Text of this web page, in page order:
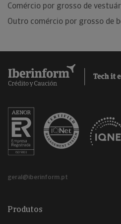
Comércio por grosso de
Outro comércio por grosso de
geral@iberinform.pt
Produtos